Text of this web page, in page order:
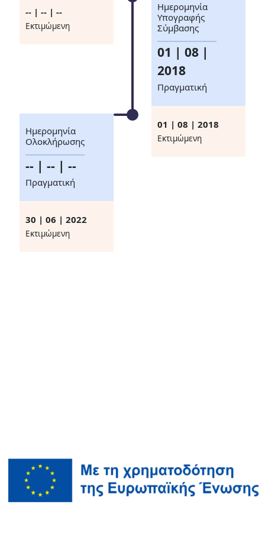
-- | -- | --
Eκτιμώμενη
Ημερομηνία
Υπογραφής
Σύμβασης
01 | 08 |
2018
Πραγματική
01 | 08 | 2018
Eκτιμώμενη
Ημερομηνία
Ολοκλήρωσης
-- | -- | --
Πραγματική
30 | 06 | 2022
Eκτιμώμενη